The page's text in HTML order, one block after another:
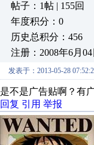
帖子：1帖 | 155回
年度积分：0
历史总积分：456
注册：2008年6月04
发表于：2013-05-28
是不是广告贴啊？有
回复 引用 举报